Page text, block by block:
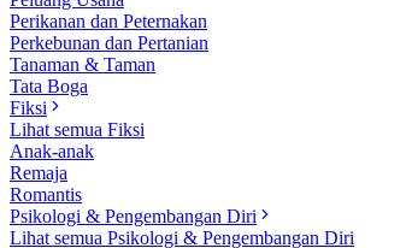
Perikanan dan Peternakan
Perkebunan dan Pertanian
Tanaman & Taman
Tata Boga
Fiksi
Lihat semua Fiksi
Anak-anak
Remaja
Romantis
Psikologi & Pengembangan Diri
Lihat semua Psikologi & Pengembangan Diri